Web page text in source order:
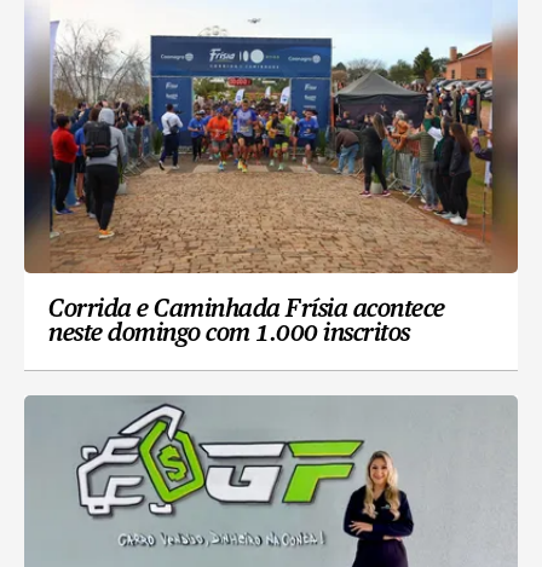
Corrida e Caminhada Frísia acontece
neste domingo com 1.000 inscritos